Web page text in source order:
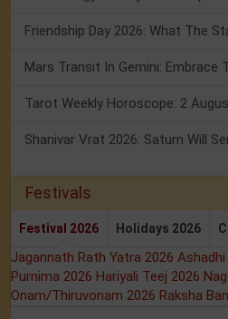
Tarot Weekly Horoscope: 2
Festivals
Festival 2026 Holidays 2026
Jagannath Rath Yatra 2026
Purnima 2026 Hariyali Teej 2026
Onam/Thiruvonam 2026 Raksha